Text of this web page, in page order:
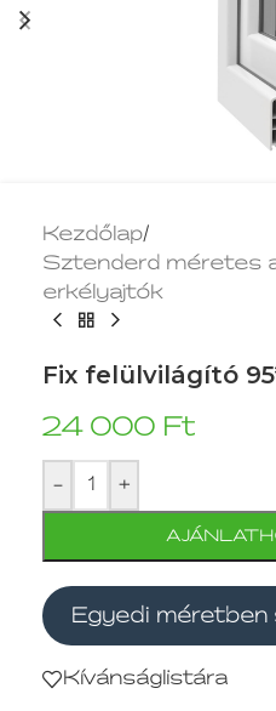
Kezdőlap/
Sztenderd méretes
erkélyajtók
Fix felülvilágító
24 000 Ft
- +
Egyedi méretben
Kívánságlistára